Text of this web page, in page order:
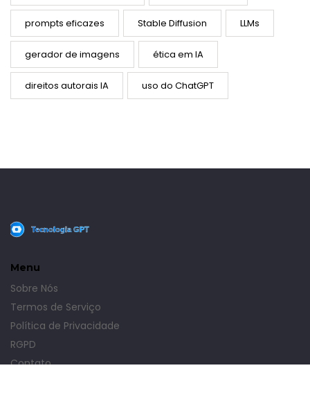
prompts eficazes Stable Diffusion LLMs
gerador de imagens ética em IA
direitos autorais IA uso do ChatGPT
Menu
Sobre Nós
Termos de Serviço
Política de Privacidade
RGPD
Contato